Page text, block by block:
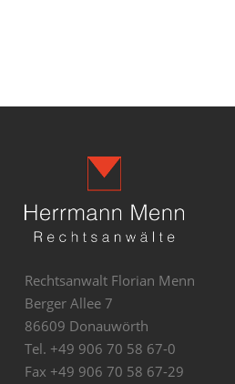
Rechtsanwalt Florian Menn
Berger Allee 7
86609 Donauwörth
Tel. +49 906 70 58 67-0
Fax +49 906 70 58 67-29